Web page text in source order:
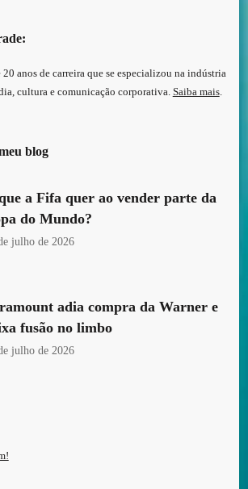
anos de carreira que se especializou na indústria
cultura e comunicação corporativa. Saiba mais.
blog
a Fifa quer ao vender parte da
do Mundo?
julho de 2026
adia compra da Warner e
fusão no limbo
julho de 2026